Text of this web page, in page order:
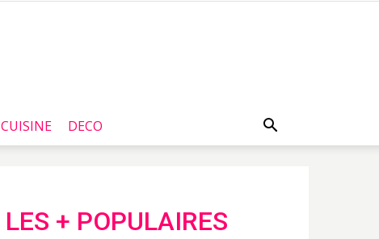
CUISINE DECO
LES + POPULAIRES